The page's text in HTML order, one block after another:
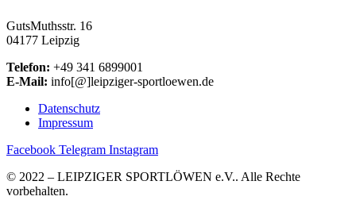
GutsMuthsstr. 16
04177 Leipzig
Telefon: +49 341 6899001
E-Mail: info[@]leipziger-sportloewen.de
Datenschutz
Impressum
Facebook Telegram Instagram
© 2022 – LEIPZIGER SPORTLÖWEN e.V.. Alle Rechte
vorbehalten.